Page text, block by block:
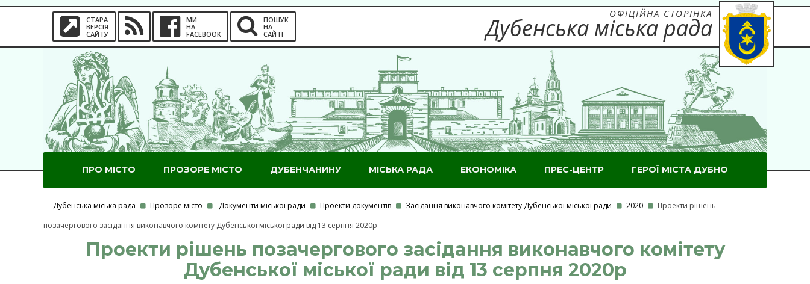
СТАРА
ВЕРСІЯ
САЙТУ
МИ
НА
FACEBOOK
ПОШУК
НА
САЙТІ
ОФІЦІЙНА СТОРІНКА
Дубенська міська рада
ПРО МІСТО ПРОЗОРЕ МІСТО ДУБЕНЧАНИНУ МІСЬКА РАДА ЕКОНОМІКА ПРЕС-ЦЕНТР ГЕРОЇ МІСТА ДУБНО
Дубенська міська рада Прозоре місто Документи міської ради Проекти документів Засідання виконавчого комітету Дубенської міської ради 2020
Проекти рішень
позачергового засідання виконавчого комітету Дубенської міської ради від 13 серпня 2020р
Проекти рішень позачергового засідання виконавчого комітету
Дубенської міської ради від 13 серпня 2020р